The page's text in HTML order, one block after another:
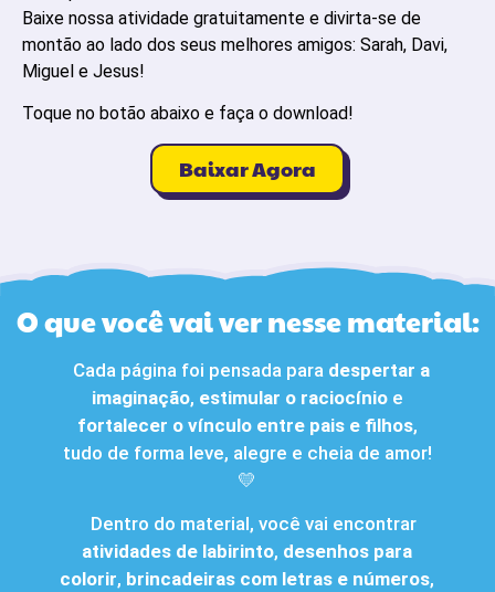
Baixe nossa atividade gratuitamente e divirta-se de
montão ao lado dos seus melhores amigos: Sarah, Davi,
Miguel e Jesus!
Toque no botão abaixo e faça o download!
Baixar Agora
O que você vai ver nesse material:
Cada página foi pensada para despertar a
imaginação, estimular o raciocínioe
fortalecer o vínculo entre pais e filhos,
tudo de forma leve, alegre e cheia de amor!
💛
Dentro do material, você vai encontrar
atividades de labirinto, desenhos para
colorir, brincadeiras com letras e números,